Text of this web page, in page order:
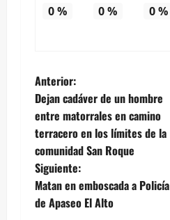
0% 0% 0%
N
a
v
e
g
Anterior:
Dejan cadáver de un hombre
entre matorrales en camino
terracero en los límites de la
comunidad San Roque
Siguiente:
Matan en emboscada a Policía
de Apaseo El Alto